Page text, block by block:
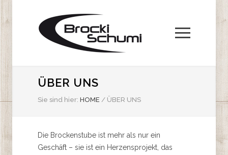
ÜBER UNS
Sie sind hier: HOME / ÜBER UNS
Die Brockenstube ist mehr als nur ein
Geschäft – sie ist ein Herzensprojekt, das